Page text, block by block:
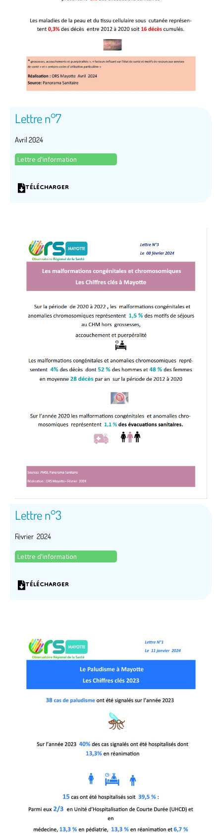
Lettre n°7
Avril 2024
Lettre d'information
TÉLÉCHARGER
Lettre n°3
Février 2024
Lettre d'information
TÉLÉCHARGER